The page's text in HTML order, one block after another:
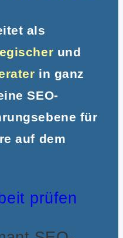
als
und
in ganz
SEO-
für
auf dem
prüfen